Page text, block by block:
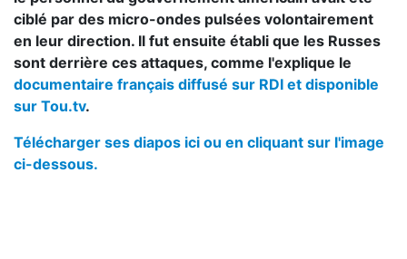
ciblé par des micro-ondes pulsées volontairement
en leur direction. Il fut ensuite établi que les Russes
sont derrière ces attaques, comme l'explique le
documentaire français diffusé sur RDI et disponible
sur Tou.tv.
Télécharger ses diapos ici ou en cliquant sur l'image
ci-dessous.